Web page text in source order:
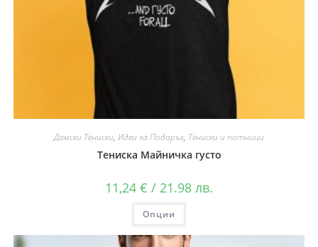
Дамски Тениски, Идеи за Подарък, Тениски и потници
Тениска Майничка густо
11,24 € / 21.98 лв.
Опции